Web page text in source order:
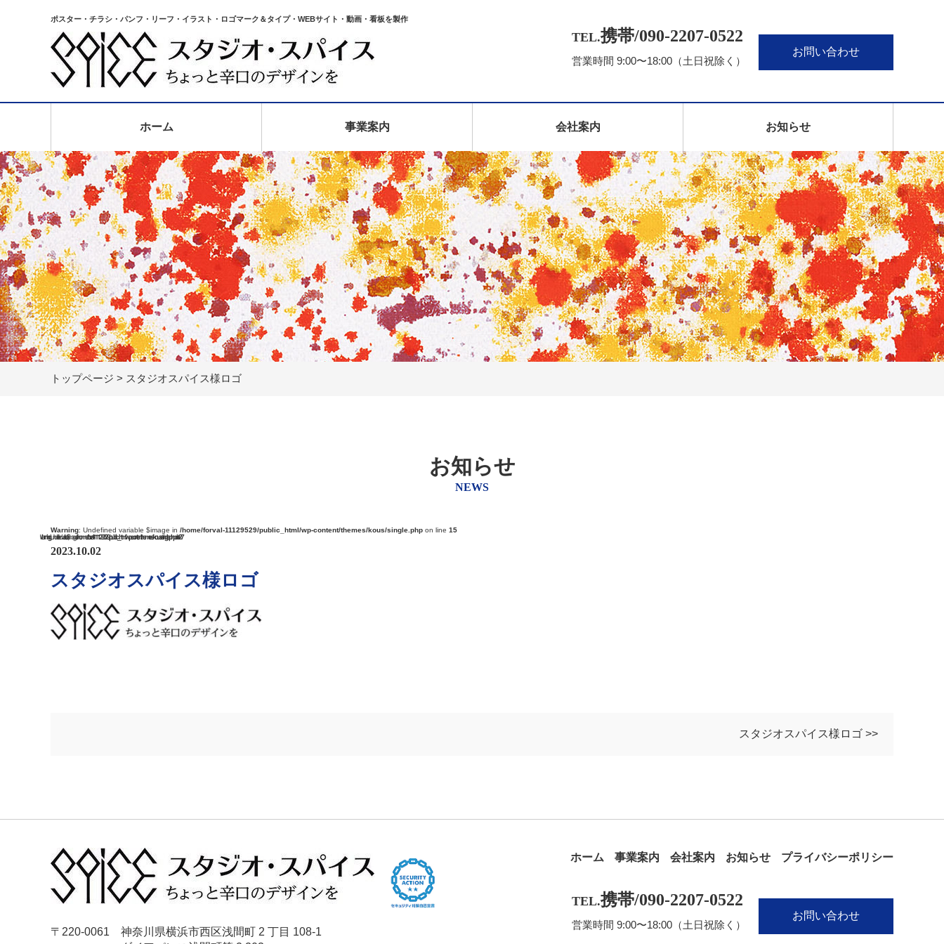
ポスター・チラシ・パンフ・リーフ・イラスト・ロゴマーク＆タイプ・WEBサイト・動画・看板を製作
TEL.携帯/090‐2207‐0522
営業時間 9:00〜18:00（土日祝除く）
お問い合わせ
ホーム 事業案内 会社案内 お知らせ
トップページ > スタジオスパイス様ロゴ
お知らせ
NEWS
Warning: Undefined variable $image in /home/forval-11129529/public_html/wp-content/themes/kous/single.php on line 15
Warning: Undefined variable $image in/home/forval-11129529/public_html/wp-content/themes/kous/single.phpon line27
2023.10.02
スタジオスパイス様ロゴ
スタジオスパイス様ロゴ >>
〒220-0061 神奈川県横浜市西区浅間町 2 丁目 108-1
ホーム 事業案内 会社案内 お知らせ プライバシーポリシー
TEL.携帯/090‐2207‐0522
営業時間 9:00〜18:00（土日祝除く）
お問い合わせ